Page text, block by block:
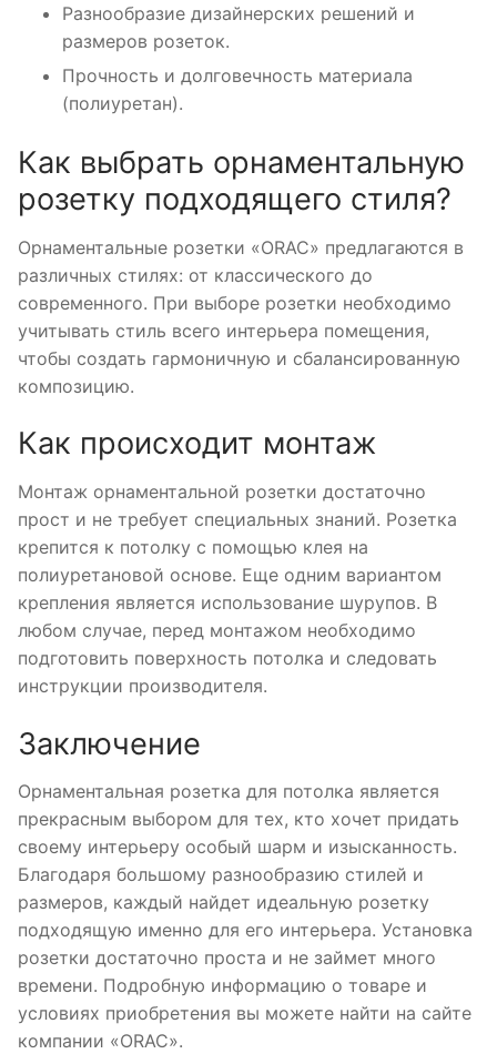
Разнообразие дизайнерских решений и
размеров розеток.
Прочность и долговечность материала
(полиуретан).
Как выбрать орнаментальную
розетку подходящего стиля?
Орнаментальные розетки «ORAC» предлагаются в
различных стилях: от классического до
современного. При выборе розетки необходимо
учитывать стиль всего интерьера помещения,
чтобы создать гармоничную и сбалансированную
композицию.
Как происходит монтаж
Монтаж орнаментальной розетки достаточно
прост и не требует специальных знаний. Розетка
крепится к потолку с помощью клея на
полиуретановой основе. Еще одним вариантом
крепления является использование шурупов. В
любом случае, перед монтажом необходимо
подготовить поверхность потолка и следовать
инструкции производителя.
Заключение
Орнаментальная розетка для потолка является
прекрасным выбором для тех, кто хочет придать
своему интерьеру особый шарм и изысканность.
Благодаря большому разнообразию стилей и
размеров, каждый найдет идеальную розетку
подходящую именно для его интерьера. Установка
розетки достаточно проста и не займет много
времени. Подробную информацию о товаре и
условиях приобретения вы можете найти на сайте
компании «ORAC».